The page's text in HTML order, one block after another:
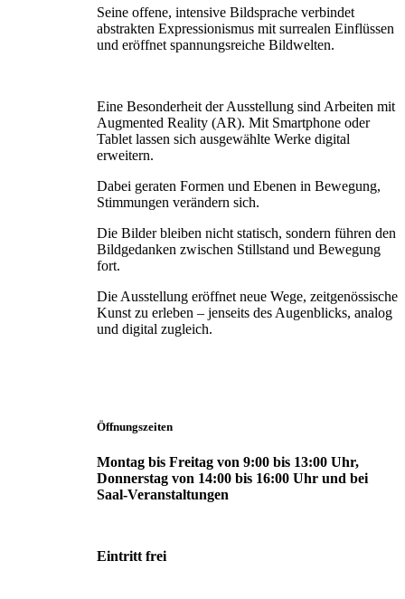
Seine offene, intensive Bildsprache verbindet
abstrakten Expressionismus mit surrealen Einflüssen
und eröffnet spannungsreiche Bildwelten.
Eine Besonderheit der Ausstellung sind Arbeiten mit
Augmented Reality (AR). Mit Smartphone oder
Tablet lassen sich ausgewählte Werke digital
erweitern.
Dabei geraten Formen und Ebenen in Bewegung,
Stimmungen verändern sich.
Die Bilder bleiben nicht statisch, sondern führen den
Bildgedanken zwischen Stillstand und Bewegung
fort.
Die Ausstellung eröffnet neue Wege, zeitgenössische
Kunst zu erleben – jenseits des Augenblicks, analog
und digital zugleich.
Öffnungszeiten
Montag bis Freitag von 9:00 bis 13:00 Uhr,
Donnerstag von 14:00 bis 16:00 Uhr und bei
Saal-Veranstaltungen
Eintritt frei